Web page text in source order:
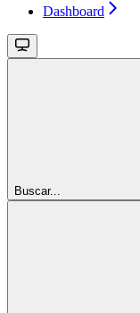
Dashboard
Buscar...